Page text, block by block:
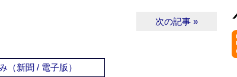
次の記事 »
（新聞 / 電子版）